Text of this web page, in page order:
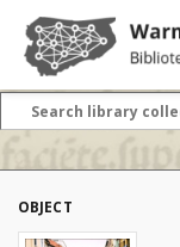
OBJECT